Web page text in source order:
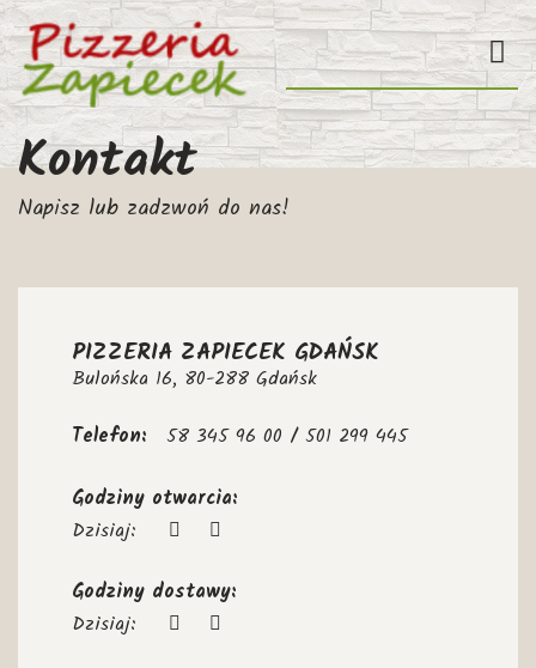
Kontakt
Napisz lub zadzwoń do nas!
PIZZERIA ZAPIECEK GDAŃSK
Bulońska 16, 80-288 Gdańsk
Telefon:
58 345 96 00 / 501 299 445
Godziny otwarcia:
Dzisiaj:
Godziny dostawy:
Dzisiaj: